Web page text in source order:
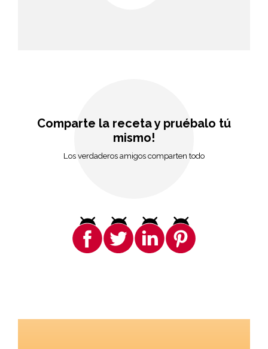
Comparte la receta y pruébalo tú
mismo!
Los verdaderos amigos comparten todo